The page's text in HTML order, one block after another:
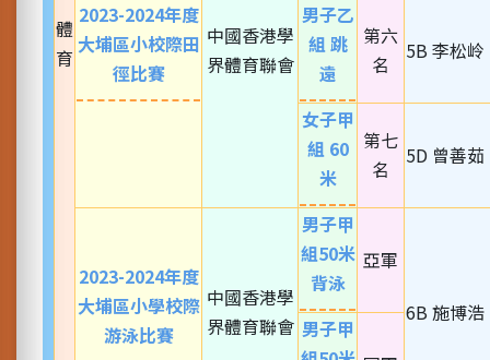
體
育
2023-2024年度
大埔區小校際田
徑比賽
中國香港學
界體育聯會
男子乙
組 跳
遠
第六
名
5B 李松岭
女子甲
組 60
米
第七
名
5D 曾善茹
2023-2024年度
大埔區小學校際
游泳比賽
中國香港學
界體育聯會
男子甲
組50米
背泳
亞軍
6B 施博浩
男子甲